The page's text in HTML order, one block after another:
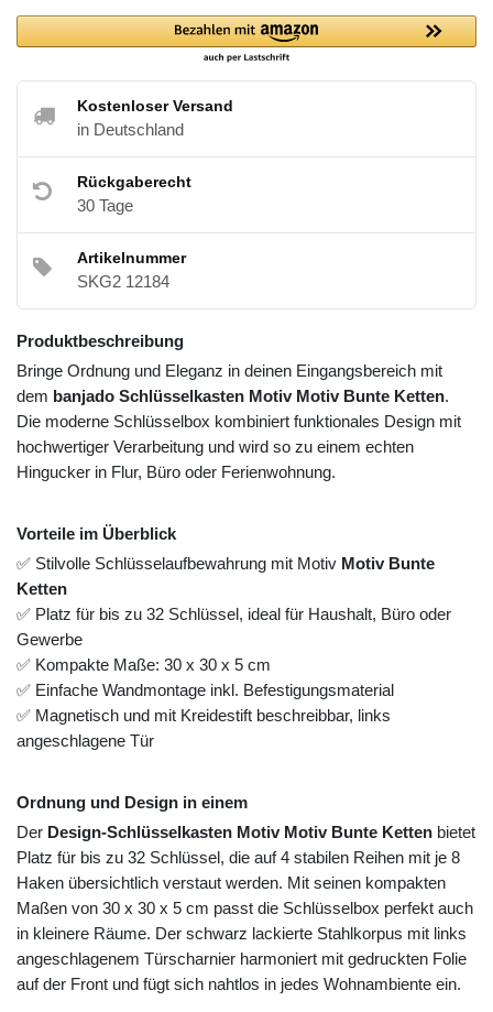
Kostenloser Versand
in Deutschland
Rückgaberecht
30 Tage
Artikelnummer
SKG2 12184
Produktbeschreibung
Bringe Ordnung und Eleganz in deinen Eingangsbereich mit
dem banjado Schlüsselkasten Motiv Motiv Bunte Ketten.
Die moderne Schlüsselbox kombiniert funktionales Design mit
hochwertiger Verarbeitung und wird so zu einem echten
Hingucker in Flur, Büro oder Ferienwohnung.
Vorteile im Überblick
✅ Stilvolle Schlüsselaufbewahrung mit Motiv Motiv Bunte
Ketten
✅ Platz für bis zu 32 Schlüssel, ideal für Haushalt, Büro oder
Gewerbe
✅ Kompakte Maße: 30 x 30 x 5 cm
✅ Einfache Wandmontage inkl. Befestigungsmaterial
✅ Magnetisch und mit Kreidestift beschreibbar, links
angeschlagene Tür
Ordnung und Design in einem
Der Design-Schlüsselkasten Motiv Motiv Bunte Ketten bietet
Platz für bis zu 32 Schlüssel, die auf 4 stabilen Reihen mit je 8
Haken übersichtlich verstaut werden. Mit seinen kompakten
Maßen von 30 x 30 x 5 cm passt die Schlüsselbox perfekt auch
in kleinere Räume. Der schwarz lackierte Stahlkorpus mit links
angeschlagenem Türscharnier harmoniert mit gedruckten Folie
auf der Front und fügt sich nahtlos in jedes Wohnambiente ein.